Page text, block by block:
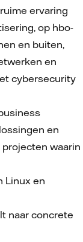
ervaring
op hbo-
en buiten,
en
cybersecurity
en
waarin
Linux en
naar concrete